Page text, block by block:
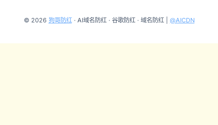
© 2026 狗哥防红· AI域名防红 · 谷歌防红 · 域名防红 | @AICDN